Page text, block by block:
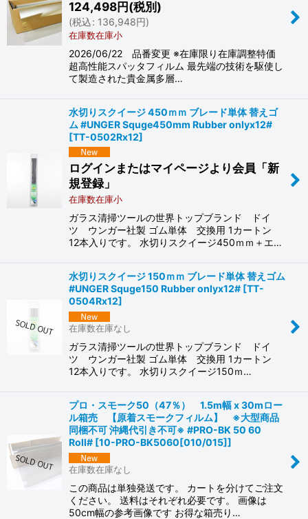
124,498円(税別)
(税込: 136,948円)
在庫数在庫小
2026/06/22 品番変更 ※在庫限り在庫調整特価
超高性能スパッタフィルム 最先端の技術を駆使し
て製造された貴金属多層…
水切りスクイージ 450ｍｍ ブレード単体 替えゴ
ム #UNGER Squge450mm Rubber onlyx12#
[TT-0502Rx12]
ログインまたはマイページより会員「新
規登録」
在庫数在庫小
ガラス清掃ツールの世界トップブランド ドイ
ツ ウンガー社製 ゴム単体 交換用 1カートン
12本入りです。 水切りスクイージ450ｍｍ＋エ…
水切りスクイージ 150ｍｍ ブレード単体 替えゴム
#UNGER Squge150 Rubber onlyx12# [TT-
0504Rx12]
在庫数在庫なし
ガラス清掃ツールの世界トップブランド ドイ
ツ ウンガー社製 ゴム単体 交換用 1カートン
12本入りです。 水切りスクイージ150ｍ…
プロ・スモーク50（47％） 1.5m幅 x 30mロー
ル箱売 【原着スモークフィルム】 ※大型商品
同梱不可 沖縄代引き不可※ #PRO-BK 50 60
Roll# [10-PRO-BK5060[010/015]]
在庫数在庫なし
この商品は単独発送です。 カートを分けてご注文
ください。 送料はそれぞれ必要です。 画像は
50cm幅の参考画像です お得な箱売り…